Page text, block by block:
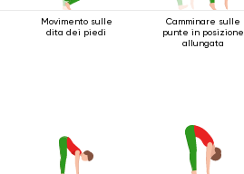
Movimento sulle
dita dei piedi
Camminare sulle
punte in posizione
allungata